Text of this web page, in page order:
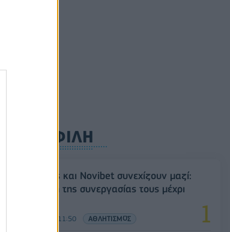
ΔΗΜΟΦΙΛΗ
Ατρόμητος και Novibet συνεχίζουν μαζί:
Ανανέωση της συνεργασίας τους μέχρι
07/08/2026 - 11:50 ΑΘΛΗΤΙΣΜΟΣ